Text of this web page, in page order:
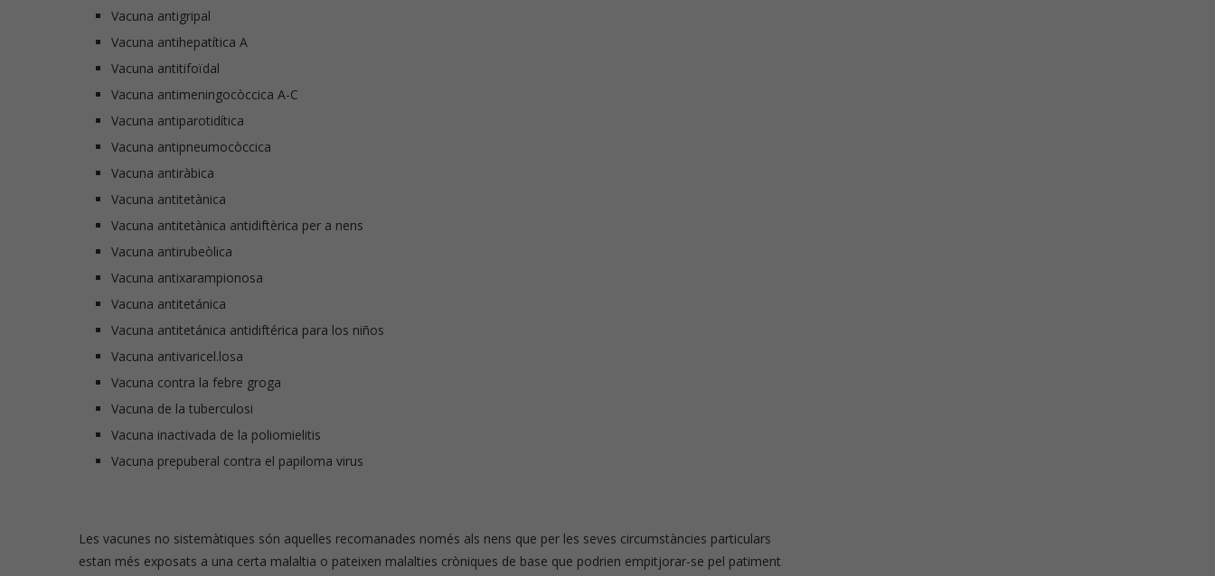
Vacuna antigripal
Vacuna antihepatítica A
Vacuna antitifoïdal
Vacuna antimeningocòccica A-C
Vacuna antiparotidítica
Vacuna antipneumocòccica
Vacuna antiràbica
Vacuna antitetànica
Vacuna antitetànica antidiftèrica per a nens
Vacuna antirubeòlica
Vacuna antixarampionosa
Vacuna antitetánica
Vacuna antitetánica antidiftérica para los niños
Vacuna antivaricel.losa
Vacuna contra la febre groga
Vacuna de la tuberculosi
Vacuna inactivada de la poliomielitis
Vacuna prepuberal contra el papiloma virus
Les vacunes no sistemàtiques són aquelles recomanades només als nens que per les seves circumstàncies particulars
estan més exposats a una certa malaltia o pateixen malalties cròniques de base que podrien empitjorar-se pel patiment